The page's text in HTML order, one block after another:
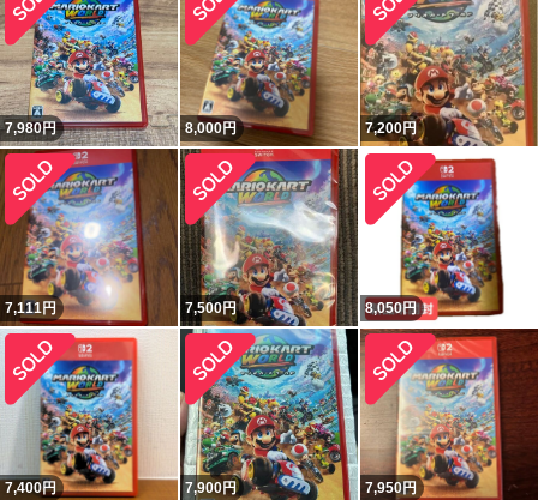
7,980円 8,000円 7,200円
7,111円 7,500円 8,050円
7,400円 7,900円 7,950円